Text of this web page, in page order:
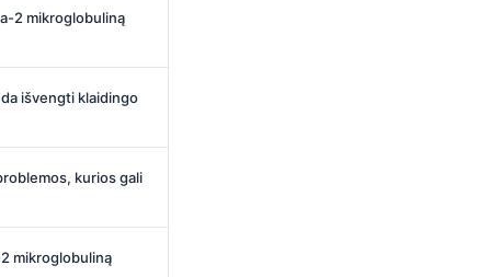
2 mikroglobuliną
išvengti klaidingo
kurios gali
mikroglobuliną